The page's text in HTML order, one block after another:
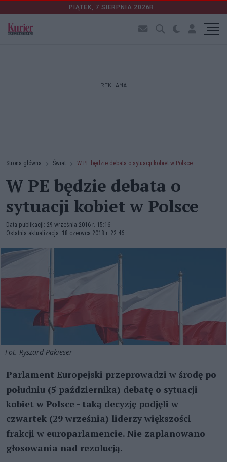
PIĄTEK, 7 SIERPNIA 2026R.
REKLAMA
Strona główna Świat W PE będzie debata o sytuacji kobiet w Polsce
W PE będzie debata o
sytuacji kobiet w Polsce
Data publikacji: 29 września 2016 r. 15:16
Ostatnia aktualizacja: 18 czerwca 2018 r. 22:46
Fot. Ryszard Pakieser
Parlament Europejski przeprowadzi w środę po
południu (5 października) debatę o sytuacji
kobiet w Polsce - taką decyzję podjęli w
czwartek (29 września) liderzy większości
frakcji w europarlamencie. Nie zaplanowano
głosowania nad rezolucją.